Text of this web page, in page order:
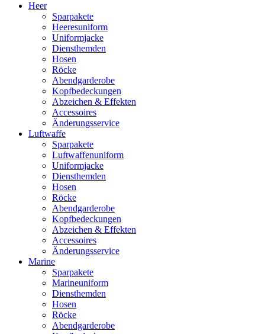
Heer
Sparpakete
Heeresuniform
Uniformjacke
Diensthemden
Hosen
Röcke
Abendgarderobe
Kopfbedeckungen
Abzeichen & Effekten
Accessoires
Änderungsservice
Luftwaffe
Sparpakete
Luftwaffenuniform
Uniformjacke
Diensthemden
Hosen
Röcke
Abendgarderobe
Kopfbedeckungen
Abzeichen & Effekten
Accessoires
Änderungsservice
Marine
Sparpakete
Marineuniform
Diensthemden
Hosen
Röcke
Abendgarderobe